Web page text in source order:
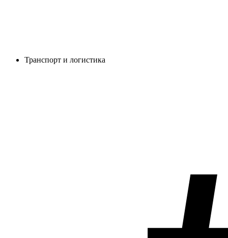
Транспорт и логистика